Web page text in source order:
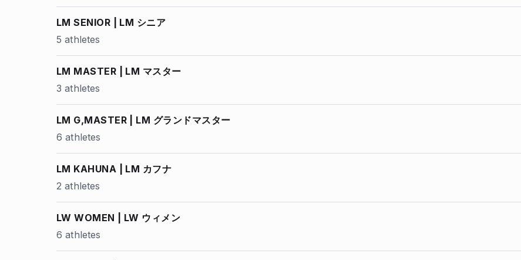
LM SENIOR | LM シニア
5 athletes
LM MASTER | LM マスター
3 athletes
LM G,MASTER | LM グランドマスター
6 athletes
LM KAHUNA | LM カフナ
2 athletes
LW WOMEN | LW ウィメン
6 athletes